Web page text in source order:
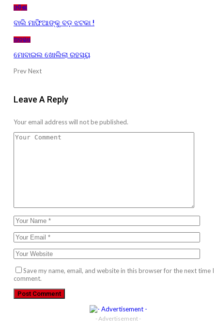
ଓଡ଼ିଶା
ବାଲି ମାଫିଆଙ୍କୁ ବଡ଼ ଝଟକା !
ଅପରାଧ
ମୋବାଇଲ ଖୋଲିଲା ରହସ୍ୟ
PrevNext
Leave A Reply
Your email address will not be published.
Save my name, email, and website in this browser for the next time I
comment.
- Advertisement -